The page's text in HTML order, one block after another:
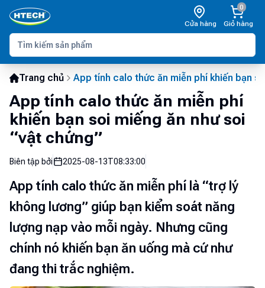
Cửa hàng
0
Giỏ hàng
Trang chủ App tính calo thức ăn miễn phí khiến bạn
App tính calo thức ăn miễn phí
khiến bạn soi miếng ăn như soi
“vật chứng”
Biên tập bởi 2025-08-13T08:33:00
App tính calo thức ăn miễn phí là “trợ lý
không lương” giúp bạn kiểm soát năng
lượng nạp vào mỗi ngày. Nhưng cũng
chính nó khiến bạn ăn uống mà cứ như
đang thi trắc nghiệm.